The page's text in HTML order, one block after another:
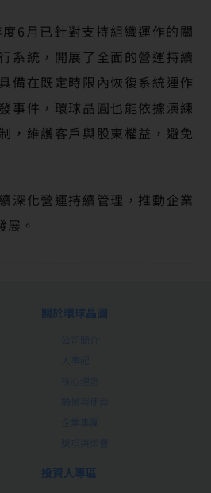
6月已針對支持組織運作的關
系統，開展了全面的營運持續
備在既定時限內恢復系統運作
事件，環球晶圓也能依據演練
，維護客戶與股東權益，避免
深化營運持續管理，推動企業
。
關於環球晶圓
公司簡介
大事紀
核心理念
願景與使命
企業集團
獎項與榮譽
投資人專區